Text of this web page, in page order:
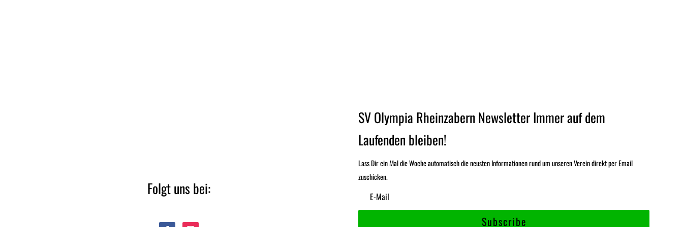
Folgt uns bei:
SV Olympia Rheinzabern Newsletter Immer auf dem
Laufenden bleiben!
Lass Dir ein Mal die Woche automatisch die neusten Informationen rund um unseren Verein direkt per Email
zuschicken.
Subscribe